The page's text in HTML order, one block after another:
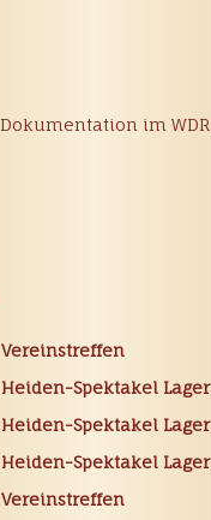
Dokumentation im WDR
Vereinstreffen
Heiden-Spektakel Lager
Heiden-Spektakel Lager
Heiden-Spektakel Lager
Vereinstreffen